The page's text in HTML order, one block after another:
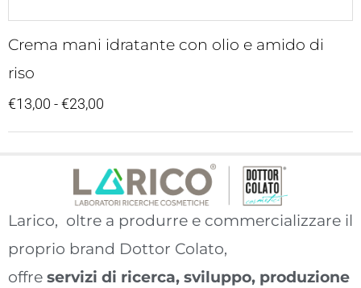
Crema mani idratante con olio e amido di
riso
€13,00 - €23,00
Larico, oltre a produrre e commercializzare il
proprio brand Dottor Colato,
offre servizi di ricerca, sviluppo, produzione